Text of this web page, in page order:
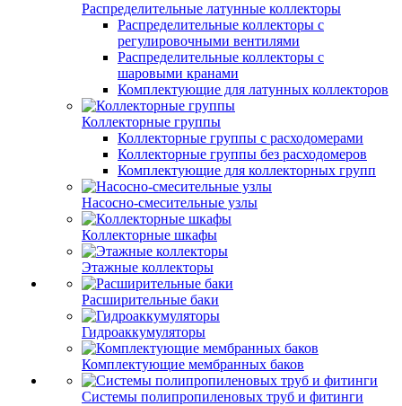
Распределительные латунные коллекторы
Распределительные коллекторы с
регулировочными вентилями
Распределительные коллекторы с
шаровыми кранами
Комплектующие для латунных коллекторов
Коллекторные группы
Коллекторные группы с расходомерами
Коллекторные группы без расходомеров
Комплектующие для коллекторных групп
Насосно-смесительные узлы
Коллекторные шкафы
Этажные коллекторы
Расширительные баки
Гидроаккумуляторы
Комплектующие мембранных баков
Системы полипропиленовых труб и фитинги